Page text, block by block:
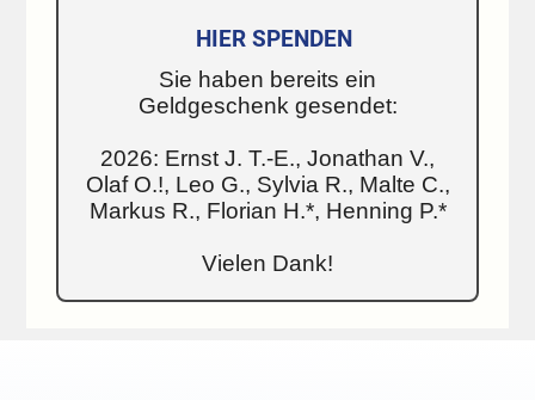
HIER SPENDEN
Sie haben bereits ein
Geldgeschenk gesendet:
2026: Ernst J. T.-E., Jonathan V.,
Olaf O.!, Leo G., Sylvia R., Malte C.,
Markus R., Florian H.*, Henning P.*
Vielen Dank!